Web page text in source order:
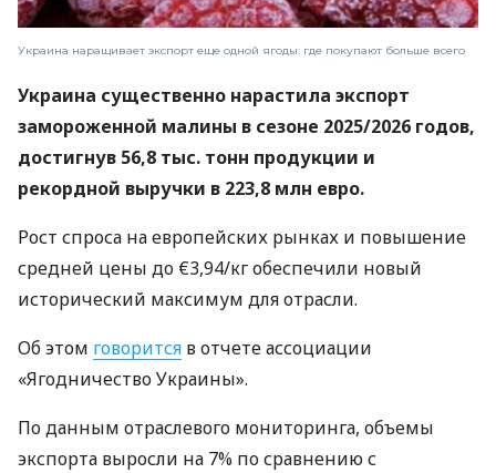
Украина наращивает экспорт еще одной ягоды: где покупают больше всего
Украина существенно нарастила экспорт
замороженной малины в сезоне 2025/2026 годов,
достигнув 56,8 тыс. тонн продукции и
рекордной выручки в 223,8 млн евро.
Рост спроса на европейских рынках и повышение
средней цены до €3,94/кг обеспечили новый
исторический максимум для отрасли.
Об этом говорится в отчете ассоциации
«Ягодничество Украины».
По данным отраслевого мониторинга, объемы
экспорта выросли на 7% по сравнению с